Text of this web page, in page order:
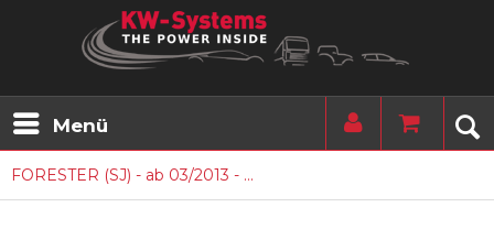
Menü
FORESTER (SJ) - ab 03/2013 - ...